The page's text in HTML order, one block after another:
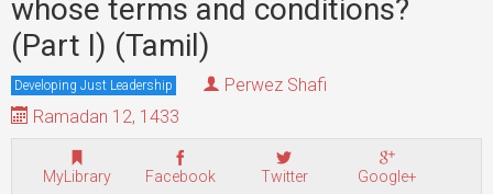
whose terms and conditions?
(Part I) (Tamil)
Developing Just Leadership
Perwez Shafi
Ramadan 12, 1433
MyLibrary Facebook Twitter Google+